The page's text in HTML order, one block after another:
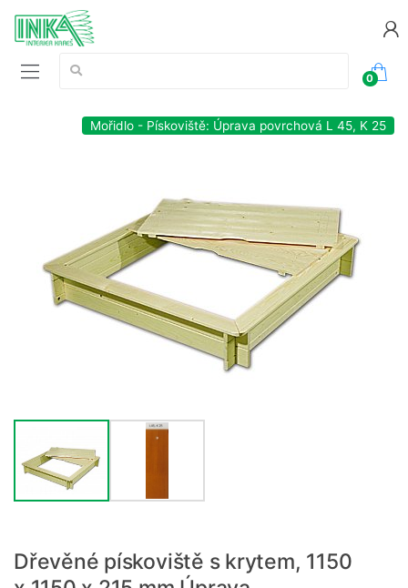
Vyhledávání:
0
Mořidlo - Pískoviště: Úprava povrchová L 45, K 25
Dřevěné pískoviště s krytem, 1150